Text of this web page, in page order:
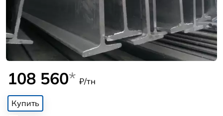
108 560* ₽/тн
Купить